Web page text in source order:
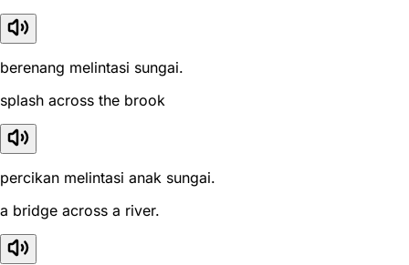
berenang melintasi sungai.
splash across the brook
percikan melintasi anak sungai.
a bridge across a river.